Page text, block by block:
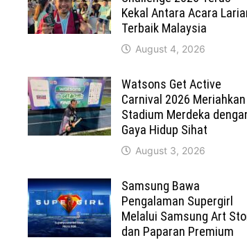
Kekal Antara Acara
Terbaik Malaysia
August 4, 2026
Watsons Get Active
Carnival 2026 Meriahkan
Stadium Merdeka
Gaya Hidup Sihat
August 3, 2026
Samsung Bawa
Pengalaman Supergirl
Melalui Samsung Art
dan Paparan Premium